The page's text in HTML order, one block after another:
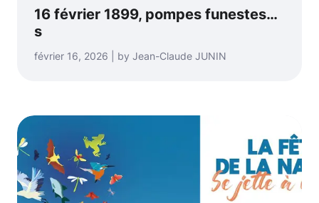
16 février 1899, pompes funestes…
s
février 16, 2026 | by Jean-Claude JUNIN